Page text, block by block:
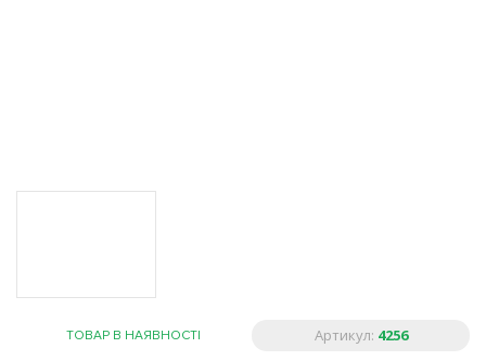
ТОВАР В НАЯВНОСТІ Артикул: 4256